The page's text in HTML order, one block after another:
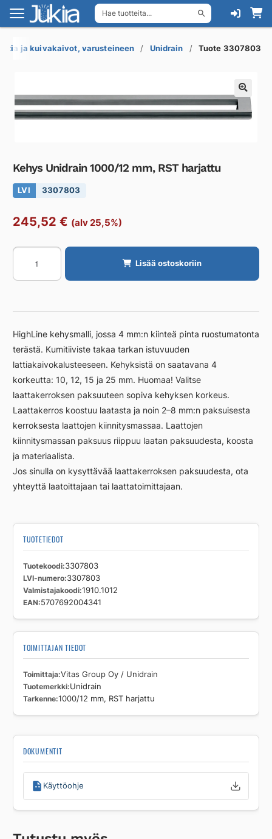
Hae tuotteita...
Siirry
navigointiin
Siirry
sisältöön
ja kuivakaivot, varusteineen Unidrain Tuote 3307803
Kehys Unidrain 1000/12 mm, RST harjattu
LVI 3307803
245,52 € (alv 25,5%)
Kehys
Unidrain
1000/12
RST
määrä
Lisää ostoskoriin
HighLine kehysmalli, jossa 4 mm:n kiinteä pinta ruostumatonta
terästä. Kumitiiviste takaa tarkan istuvuuden
lattiakaivokalusteeseen. Kehyksistä on saatavana 4
korkeutta: 10, 12, 15 ja 25 mm. Huomaa! Valitse
laattakerroksen paksuuteen sopiva kehyksen korkeus.
Laattakerros koostuu laatasta ja noin 2–8 mm:n paksuisesta
kerroksesta laattojen kiinnitysmassaa. Laattojen
kiinnitysmassan paksuus riippuu laatan paksuudesta, koosta
ja materiaalista.
Jos sinulla on kysyttävää laattakerroksen paksuudesta, ota
yhteyttä laatoittajaan tai laattatoimittajaan.
TUOTETIEDOT
Tuotekoodi 3307803
LVI-numero 3307803
Valmistajakoodi 1910.1012
EAN 5707692004341
TOIMITTAJAN TIEDOT
Toimittaja Vitas Group Oy / Unidrain
Tuotemerkki Unidrain
Tarkenne 1000/12 mm, RST harjattu
DOKUMENTIT
Käyttöohje